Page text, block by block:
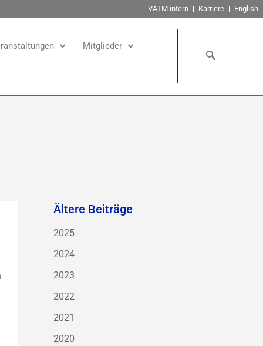
VATM intern Karriere English
Mitglieder
Ältere Beiträge
2025
2024
2023
2022
2021
2020